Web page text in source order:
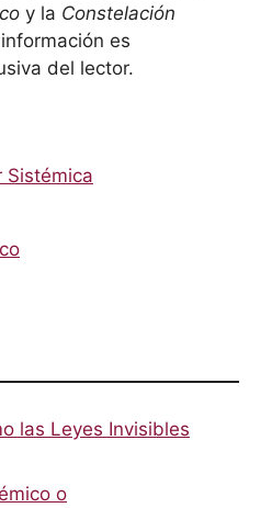
y la Constelación
es
del lector.
Sistémica
las Leyes Invisibles
o